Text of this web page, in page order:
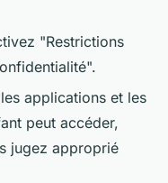
"Restrictions
applications et les
peut accéder,
jugez approprié